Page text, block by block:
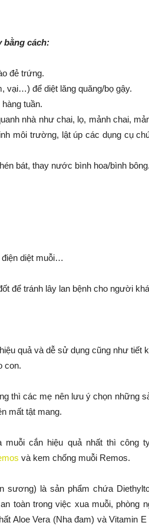
bằng cách:
đẻ trứng.
vại…) để diệt lăng quăng/bọ gậy.
tuần.
nhà như chai, lọ, mảnh chai,
môi trường, lật úp các dụng cụ
bát, thay nước bình hoa/bình bông.
diệt muỗi…
để tránh lây lan bệnh cho người
quả và dễ sử dụng cũng như tiết
con.
thì các mẹ nên lưu ý chọn những
mất tật mang.
cắn hiệu quả nhất thì công
và kem chống muỗi Remos.
sương) là sản phẩm chứa
toàn trong việc xua muỗi, phòng
Aloe Vera (Nha đam) và Vitamin